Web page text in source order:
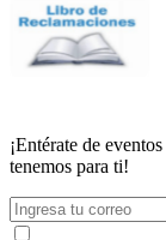
¡Entérate de
tenemos para ti!